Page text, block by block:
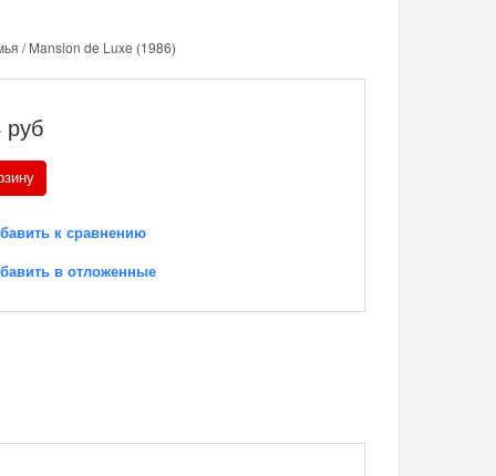
/ Mansion de Luxe (1986)
руб
к сравнению
в отложенные